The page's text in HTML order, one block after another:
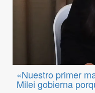
«Nuestro primer
Milei gobierna